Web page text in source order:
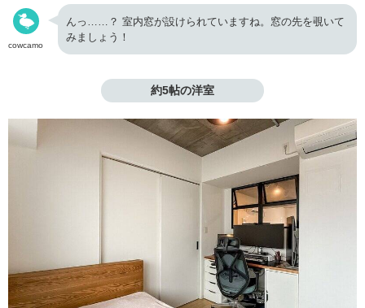
cowcamo
んっ……？ 室内窓が設けられていますね。窓の先を覗いて
みましょう！
約5帖の洋室